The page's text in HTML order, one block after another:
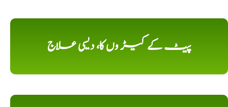
پیٹ کے کیڑ وں کا، دیسی علاج